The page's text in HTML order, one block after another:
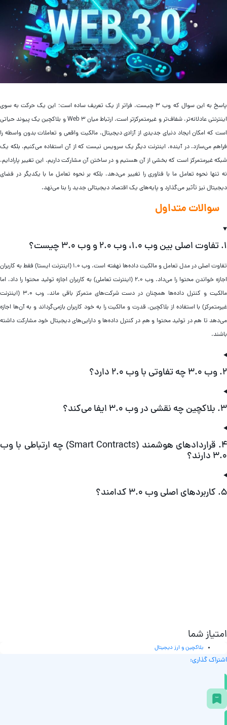
پاسخ به این سوال که وب ۳ چیست، فراتر از یک تعریف ساده است؛ این یک حرکت به سوی
اینترنتی عادلانه‌تر، شفاف‌تر و غیرمتمرکزتر است. ارتباط میان Web 3 و بلاکچین یک پیوند حیاتی
که امکان ایجاد دنیای جدیدی از آزادی دیجیتال، مالکیت واقعی و تعاملات بدون واسطه را
می‌سازد. در آینده، اینترنت دیگر یک سرویس نیست که از آن استفاده می‌کنیم، بلکه یک
غیرمتمرکز است که بخشی از آن هستیم و در ساختن آن مشارکت داریم. این تغییر پارادایم،
تنها نحوه تعامل ما با فناوری را تغییر می‌دهد، بلکه بر نحوه تعامل ما با یکدیگر در فضای
نیز تأثیر می‌گذارد و پایه‌های یک اقتصاد دیجیتالی جدید را بنا می‌نهد.
سوالات متداول
تفاوت اصلی در مدل تعامل و مالکیت داده‌ها نهفته است. وب ۱.۰ (اینترنت ایستا) فقط به کاربران
اجازه خواندن محتوا را می‌داد. وب ۲.۰ (اینترنت تعاملی) به کاربران اجازه تولید محتوا را داد، اما
مالکیت و کنترل داده‌ها همچنان در دست شرکت‌های متمرکز باقی ماند. وب ۳.۰ (اینترنت
با استفاده از بلاکچین، قدرت و مالکیت را به خود کاربران بازمی‌گرداند و به آن‌ها اجازه
تا هم در تولید محتوا و هم در کنترل داده‌ها و دارایی‌های دیجیتال خود مشارکت داشته
۲.۰ دارد؟
ایفا می‌کند؟
۴. قراردادهای هوشمند (Smart Contracts) چه ارتباطی با وب
کدامند؟
شما
بلاکچین و ارز دیجیتال
گذاری: